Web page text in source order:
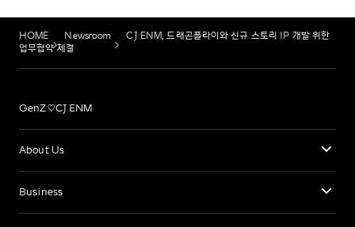
HOME Newsroom
CJ ENM, 드래곤플라이와 신규 스토리 IP 개발 위한
업무협약 체결
GenZ♡CJ ENM
About Us
Business